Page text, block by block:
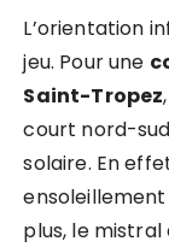
L’orientation
jeu. Pour une
Saint-Tropez
court nord-
solaire. En
plus, le